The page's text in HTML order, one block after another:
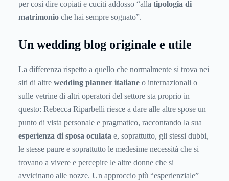
per così dire copiati e cuciti addosso “alla tipologia di
matrimonio che hai sempre sognato”.
Un wedding blog originale e utile
La differenza rispetto a quello che normalmente si trova nei
siti di altre wedding planner italiane o internazionali o
sulle vetrine di altri operatori del settore sta proprio in
questo: Rebecca Riparbelli riesce a dare alle altre spose un
punto di vista personale e pragmatico, raccontando la sua
esperienza di sposa oculata e, soprattutto, gli stessi dubbi,
le stesse paure e soprattutto le medesime necessità che si
trovano a vivere e percepire le altre donne che si
avvicinano alle nozze. Un approccio più “esperienziale”